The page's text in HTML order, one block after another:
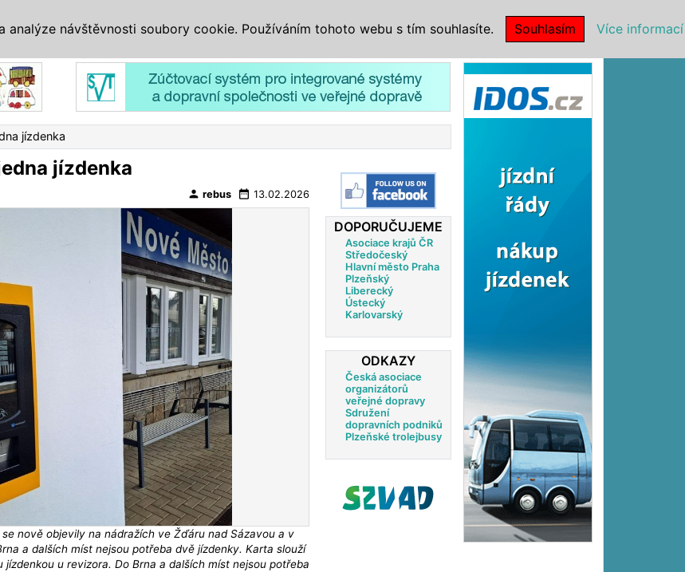
jízdenka
jízdenka
person rebus date_range 13.02.2026
nově objevily na nádražích ve Žďáru nad Sázavou a v
a dalších míst nejsou potřeba dvě jízdenky. Karta slouží
jízdenkou u revizora. Do Brna a dalších míst nejsou potřeba
DOPORUČUJEME
Asociace krajů ČR
Středočeský
Hlavní město Praha
Plzeňský
Liberecký
Ústecký
Karlovarský
ODKAZY
Česká asociace
organizátorů
veřejné dopravy
Sdružení
dopravních podniků
Plzeňské trolejbusy
návštěvnosti soubory cookie. Používáním tohoto webu s tím souhlasíte. Souhlasím Více informací